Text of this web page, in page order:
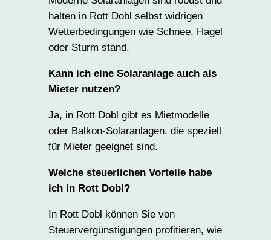
halten in Rott Dobl selbst widrigen
Wetterbedingungen wie Schnee, Hagel
oder Sturm stand.
Kann ich eine Solaranlage auch als
Mieter nutzen?
Ja, in Rott Dobl gibt es Mietmodelle
oder Balkon-Solaranlagen, die speziell
für Mieter geeignet sind.
Welche steuerlichen Vorteile habe
ich in Rott Dobl?
In Rott Dobl können Sie von
Steuervergünstigungen profitieren, wie